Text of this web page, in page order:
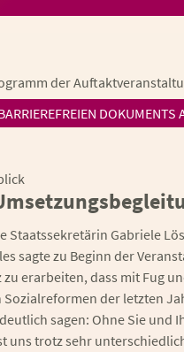
der
DOKUMENTS
Staatssekretärin Gabriele
sagte zu Beginn der
zu erarbeiten, dass mit Fug
der letzten
sagen: Ohne Sie und
uns trotz sehr